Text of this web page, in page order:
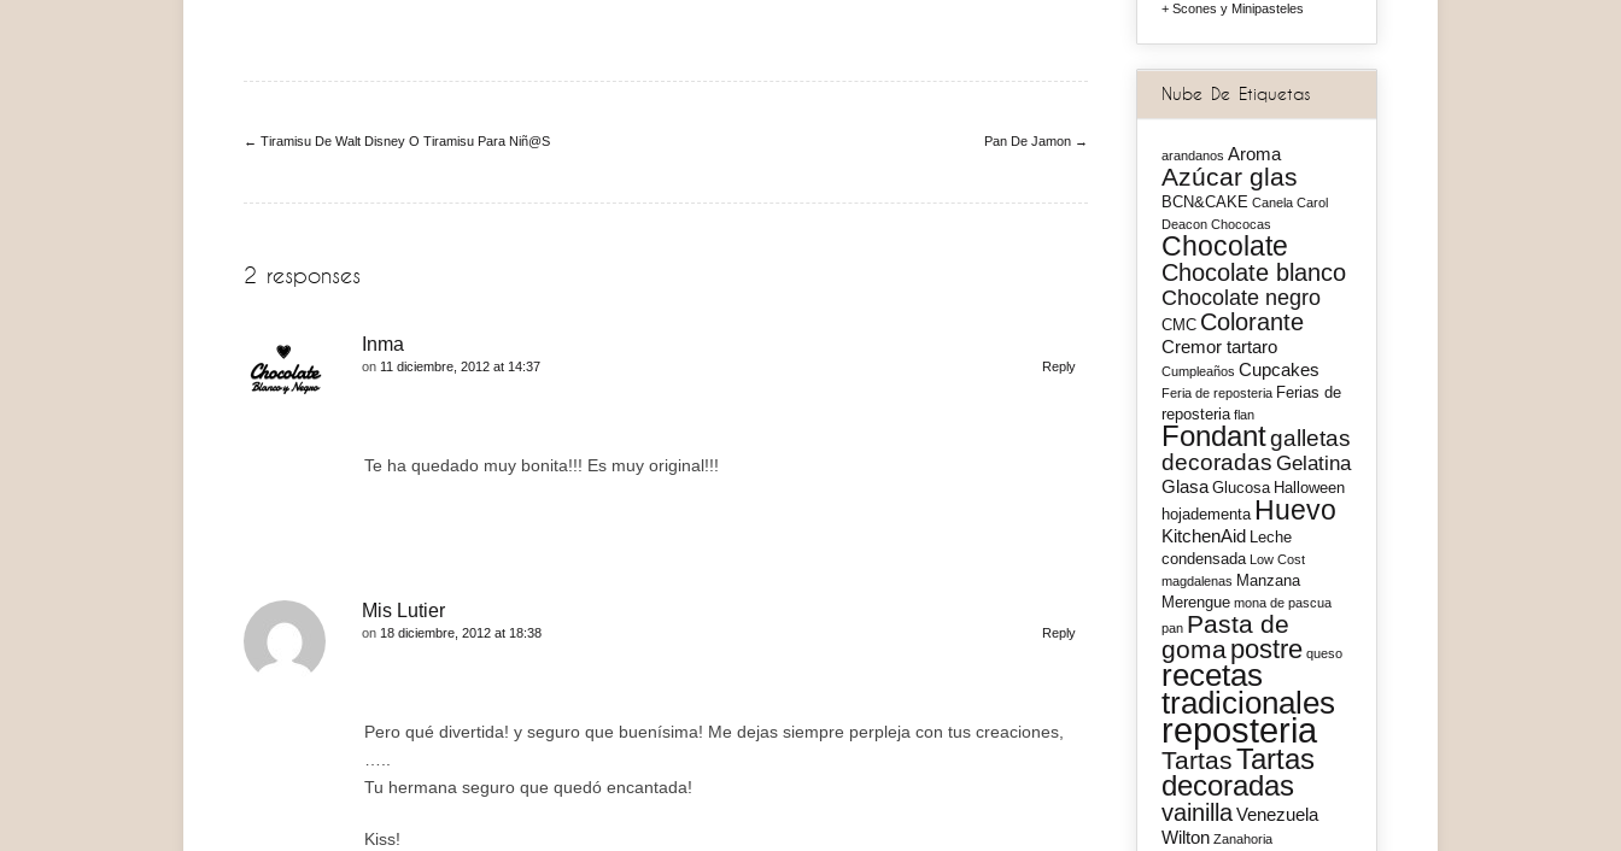
← Tiramisu De Walt Disney O Tiramisu Para Niñ@s Pan De Jamon →
2 responses
Inma
on 11 diciembre, 2012 at 14:37 Reply
Te ha quedado muy bonita!!! Es muy original!!!
Mis Lutier
on 18 diciembre, 2012 at 18:38 Reply
Pero qué divertida! y seguro que buenísima! Me dejas siempre perpleja con tus creaciones,
Tu hermana seguro que quedó encantada!
Kiss!
Scones y Minipasteles
Nube De Etiquetas
arandanos Aroma
Azúcar glas
BCN&CAKE Canela Carol
Deacon Chococas
Chocolate
Chocolate blanco
Chocolate negro
CMC Colorante
Cremor tartaro
Cumpleaños Cupcakes
Feria de reposteria Ferias de
reposteria flan
Fondantgalletas
decoradas Gelatina
Glasa Glucosa Halloween
hojadementa Huevo
KitchenAid Leche
condensada
Low Cost
magdalenas Manzana
Merengue mona de pascua
pan Pasta de
gomapostre queso
recetas
tradicionales
reposteria
TartasTartas
decoradas
vainillaVenezuela
Wilton Zanahoria